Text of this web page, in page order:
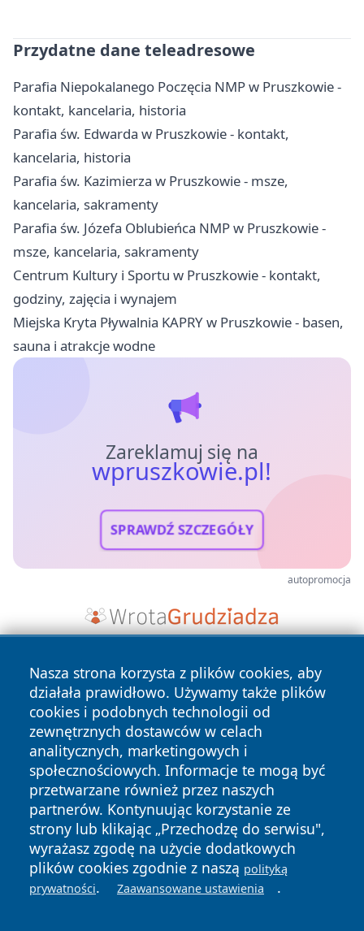
Przydatne dane teleadresowe
Parafia Niepokalanego Poczęcia NMP w Pruszkowie -
kontakt, kancelaria, historia
Parafia św. Edwarda w Pruszkowie - kontakt,
kancelaria, historia
Parafia św. Kazimierza w Pruszkowie - msze,
kancelaria, sakramenty
Parafia św. Józefa Oblubieńca NMP w Pruszkowie -
msze, kancelaria, sakramenty
Centrum Kultury i Sportu w Pruszkowie - kontakt,
godziny, zajęcia i wynajem
Miejska Kryta Pływalnia KAPRY w Pruszkowie - basen,
sauna i atrakcje wodne
Zareklamuj się na
wpruszkowie.pl!
SPRAWDŹ SZCZEGÓŁY
autopromocja
Nasza strona korzysta z plików cookies, aby
działała prawidłowo. Używamy także plików
cookies i podobnych technologii od
zewnętrznych dostawców w celach
analitycznych, marketingowych i
społecznościowych. Informacje te mogą być
przetwarzane również przez naszych
partnerów. Kontynuując korzystanie ze
strony lub klikając „Przechodzę do serwisu",
wyrażasz zgodę na użycie dodatkowych
plików cookies zgodnie z naszą polityką
prywatności. Zaawansowane ustawienia .
Copyright © 2026 wpruszkowie.pl Wszystkie prawa
zastrzeżone.
News Autorzy
Polityka
Prywatności
Polityka
Cookies